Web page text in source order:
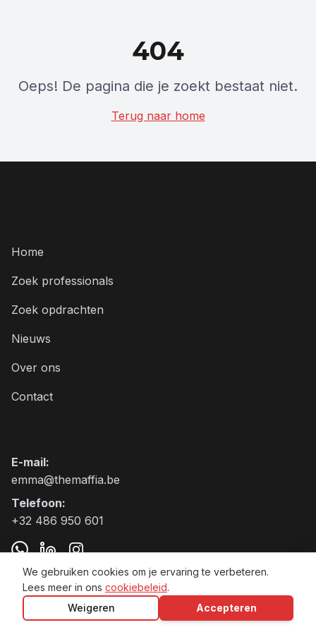
We gebruiken cookies om je ervaring te verbeteren.
Lees meer in ons cookiebeleid.
Weigeren
Accepteren
404
Oeps! De pagina die je zoekt bestaat niet.
Terug naar home
Home
Zoek professionals
Zoek opdrachten
Nieuws
Over ons
Contact
E-mail:
emma@themaffia.be
Telefoon:
+32 486 950 601
The Maffia BV VAT:BE0797.905.271
Algemene voorwaarden
Privacybeleid